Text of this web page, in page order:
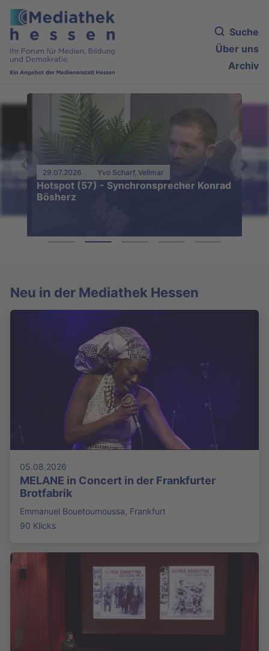
Suche
Über uns
Archiv
Ingrid Winning, Frankfurt
mit Adenauer und Kant. KI-
für den Unterricht
29.07.2026 Yvo Scharf, Vellmar
Hotspot (57) - Synchronsprecher Konrad
Bösherz
Eugenia Brazoban
(Taunus)
Gesellschaftliche Kritik - der
12E der Carlo klärt auf
Neu in der Mediathek Hessen
05.08.2026
MELANE in Concert in der Frankfurter
Brotfabrik
Emmanuel Bouetoumoussa, Frankfurt
90 Klicks